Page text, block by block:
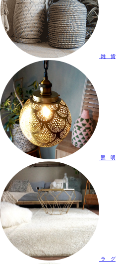
雑 貨
照 明
ラ グ